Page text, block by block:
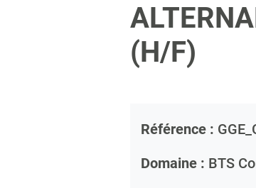
(H/F)
Référence :
Domaine : BTS